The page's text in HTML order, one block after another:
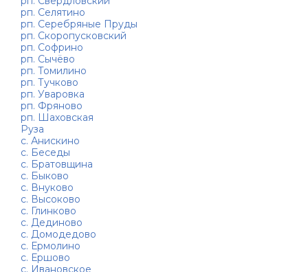
рп. Селятино
рп. Серебряные Пруды
рп. Скоропусковский
рп. Софрино
рп. Сычёво
рп. Томилино
рп. Тучково
рп. Уваровка
рп. Фряново
рп. Шаховская
Руза
с. Анискино
с. Беседы
с. Братовщина
с. Быково
с. Внуково
с. Высоково
с. Глинково
с. Дединово
с. Домодедово
с. Ермолино
с. Ершово
с. Ивановское